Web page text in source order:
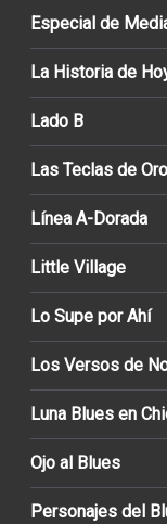
Especial de
La Historia de
Lado B
Las Teclas de Oro
Línea A-Dorada
Little Village
Lo Supe por Ahí
Los Versos de
Luna Blues en
Ojo al Blues
Personajes del